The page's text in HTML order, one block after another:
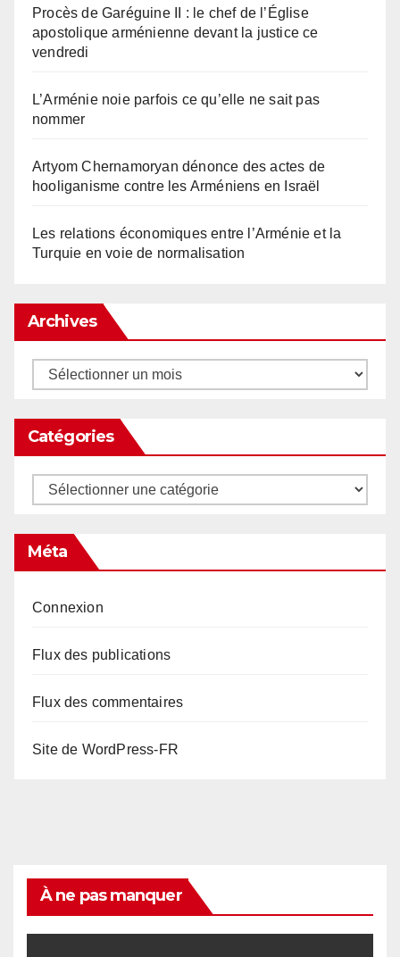
Procès de Garéguine II : le chef de l’Église
apostolique arménienne devant la justice ce
vendredi
L’Arménie noie parfois ce qu’elle ne sait pas
nommer
Artyom Chernamoryan dénonce des actes de
hooliganisme contre les Arméniens en Israël
Les relations économiques entre l’Arménie et la
Turquie en voie de normalisation
Archives
Archives
Catégories
Catégories
Méta
Connexion
Flux des publications
Flux des commentaires
Site de WordPress-FR
À ne pas manquer